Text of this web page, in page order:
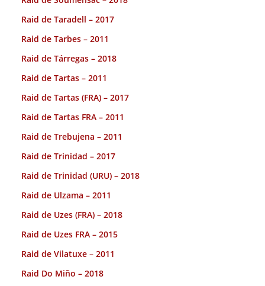
Raid de Taradell – 2017
Raid de Tarbes – 2011
Raid de Tárregas – 2018
Raid de Tartas – 2011
Raid de Tartas (FRA) – 2017
Raid de Tartas FRA – 2011
Raid de Trebujena – 2011
Raid de Trinidad – 2017
Raid de Trinidad (URU) – 2018
Raid de Ulzama – 2011
Raid de Uzes (FRA) – 2018
Raid de Uzes FRA – 2015
Raid de Vilatuxe – 2011
Raid Do Miño – 2018